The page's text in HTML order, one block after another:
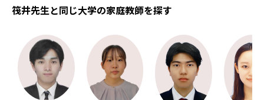
筏井先生と同じ大学の家庭教師を探す